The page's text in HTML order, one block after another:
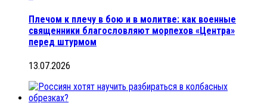
Плечом к плечу в бою и в молитве: как военные
священники благословляют морпехов «Центра»
перед штурмом
13.07.2026